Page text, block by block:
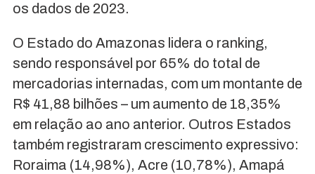
os dados de 2023.
O Estado do Amazonas lidera o ranking,
sendo responsável por 65% do total de
mercadorias internadas, com um montante de
R$ 41,88 bilhões – um aumento de 18,35%
em relação ao ano anterior. Outros Estados
também registraram crescimento expressivo:
Roraima (14,98%), Acre (10,78%), Amapá